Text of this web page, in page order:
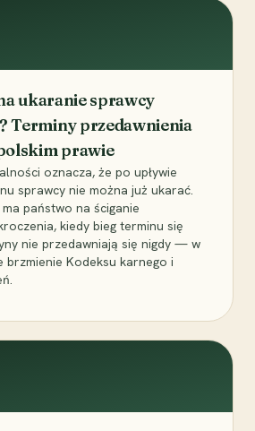
ukaranie sprawcy
Terminy przedawnienia
prawie
oznacza, że po upływie
sprawcy nie można już ukarać.
państwo na ściganie
kiedy bieg terminu się
nie przedawniają się nigdy — w
Kodeksu karnego i